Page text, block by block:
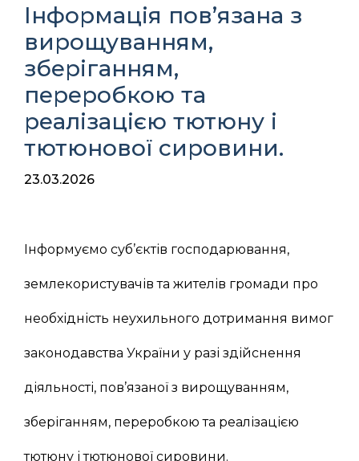
Інформація пов’язана з
вирощуванням,
зберіганням,
переробкою та
реалізацією тютюну і
тютюнової сировини.
23.03.2026
Інформуємо суб’єктів господарювання,
землекористувачів та жителів громади про
необхідність неухильного дотримання вимог
законодавства України у разі здійснення
діяльності, пов’язаної з вирощуванням,
зберіганням, переробкою та реалізацією
тютюну і тютюнової сировини.